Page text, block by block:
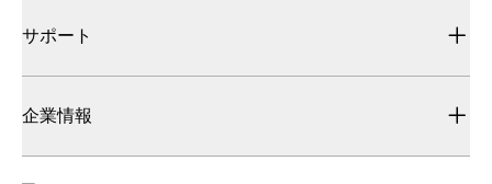
サポート
企業情報